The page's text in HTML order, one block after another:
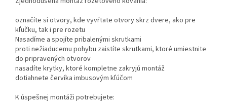
označíte si otvory, kde vyvŕtate otvory skrz dvere, ako pre
kľučku, tak i pre rozetu
Nasadíme a spojíte pribalenými skrutkami
proti nežiaducemu pohybu zaistíte skrutkami, ktoré umiestnite
do pripravených otvorov
nasadíte krytky, ktoré kompletne zakryjú montáž
dotiahnete červíka imbusovým kľúčom
K úspešnej montáži potrebujete: